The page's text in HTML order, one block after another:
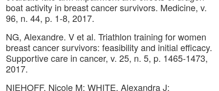
boat activity in breast cancer survivors. Medicine, v.
96, n. 44, p. 1-8, 2017.
NG, Alexandre. V et al. Triathlon training for women
breast cancer survivors: feasibility and initial efficacy.
Supportive care in cancer, v. 25, n. 5, p. 1465-1473,
2017.
NIEHOFF, Nicole M; WHITE, Alexandra J;